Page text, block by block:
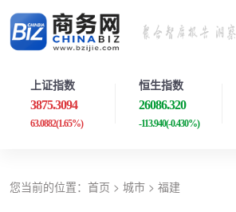
上证指数
3875.3094
63.0882(1.65%)
恒生指数
26086.320
-113.940(-0.430%)
您当前的位置： 首页 > 城市 > 福建